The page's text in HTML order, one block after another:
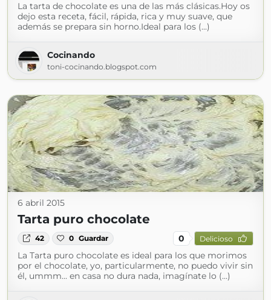
La tarta de chocolate es una de las más clásicas.Hoy os
dejo esta receta, fácil, rápida, rica y muy suave, que
además se prepara sin horno.Ideal para los (...)
Cocinando
toni-cocinando.blogspot.com
6 abril 2015
Tarta puro chocolate
42 0 Guardar 0 Delicioso
La Tarta puro chocolate es ideal para los que morimos
por el chocolate, yo, particularmente, no puedo vivir sin
él, ummm... en casa no dura nada, imagínate lo (...)